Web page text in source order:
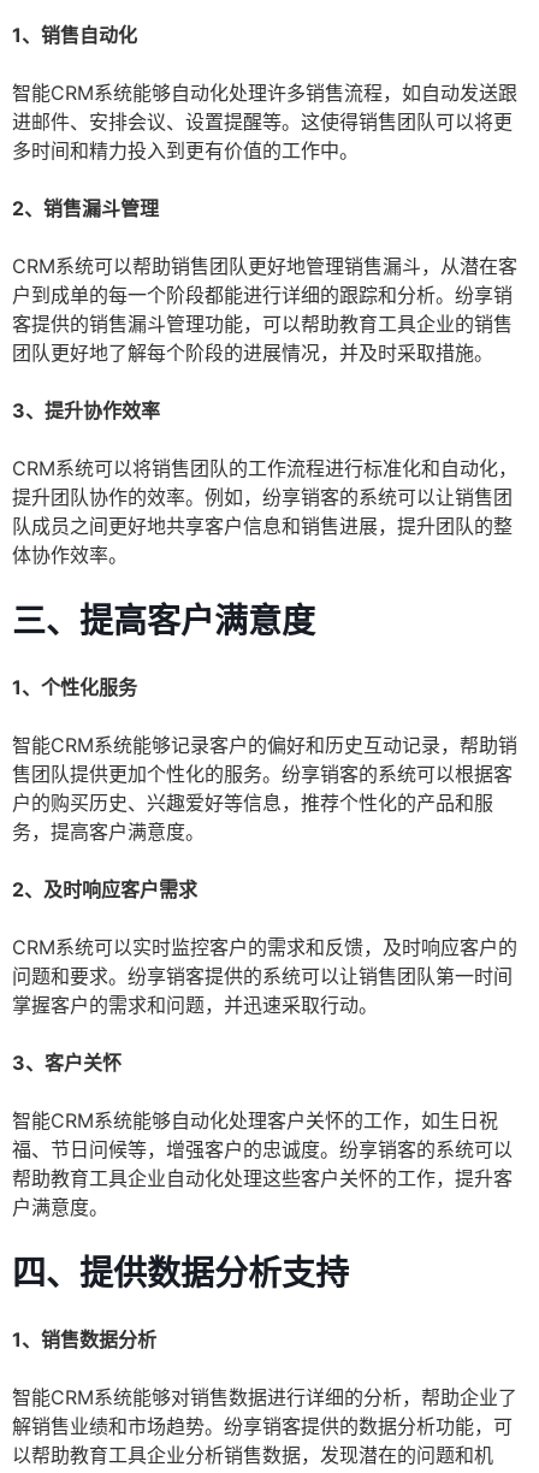
1、销售自动化
智能CRM系统能够自动化处理许多销售流程，如自动发送跟
进邮件、安排会议、设置提醒等。这使得销售团队可以将更
多时间和精力投入到更有价值的工作中。
2、销售漏斗管理
CRM系统可以帮助销售团队更好地管理销售漏斗，从潜在客
户到成单的每一个阶段都能进行详细的跟踪和分析。纷享销
客提供的销售漏斗管理功能，可以帮助教育工具企业的销售
团队更好地了解每个阶段的进展情况，并及时采取措施。
3、提升协作效率
CRM系统可以将销售团队的工作流程进行标准化和自动化，
提升团队协作的效率。例如，纷享销客的系统可以让销售团
队成员之间更好地共享客户信息和销售进展，提升团队的整
体协作效率。
三、提高客户满意度
1、个性化服务
智能CRM系统能够记录客户的偏好和历史互动记录，帮助销
售团队提供更加个性化的服务。纷享销客的系统可以根据客
户的购买历史、兴趣爱好等信息，推荐个性化的产品和服
务，提高客户满意度。
2、及时响应客户需求
CRM系统可以实时监控客户的需求和反馈，及时响应客户的
问题和要求。纷享销客提供的系统可以让销售团队第一时间
掌握客户的需求和问题，并迅速采取行动。
3、客户关怀
智能CRM系统能够自动化处理客户关怀的工作，如生日祝
福、节日问候等，增强客户的忠诚度。纷享销客的系统可以
帮助教育工具企业自动化处理这些客户关怀的工作，提升客
户满意度。
四、提供数据分析支持
1、销售数据分析
智能CRM系统能够对销售数据进行详细的分析，帮助企业了
解销售业绩和市场趋势。纷享销客提供的数据分析功能，可
以帮助教育工具企业分析销售数据，发现潜在的问题和机